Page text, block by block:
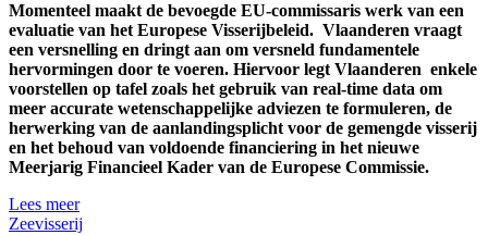
Momenteel maakt de bevoegde EU-commissaris werk van een
evaluatie van het Europese Visserijbeleid. Vlaanderen vraagt
een versnelling en dringt aan om versneld fundamentele
hervormingen door te voeren. Hiervoor legt Vlaanderen enkele
voorstellen op tafel zoals het gebruik van real-time data om
meer accurate wetenschappelijke adviezen te formuleren, de
herwerking van de aanlandingsplicht voor de gemengde visserij
en het behoud van voldoende financiering in het nieuwe
Meerjarig Financieel Kader van de Europese Commissie.
Lees meer
Zeevisserij